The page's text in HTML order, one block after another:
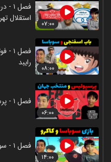
۰۷:۰۰
فصل
استقلال
۰۸:۰۰
رایبد
۰۶:۰۰
فصل ۱ - پرسپولیس و منتخب جهان با رایبد
۱۴:۰۰
فصل ۱ - سوباسا و کاکرو